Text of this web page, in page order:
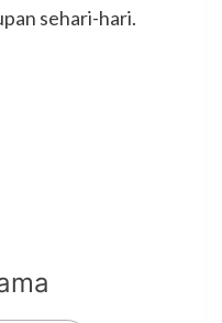
sehari-hari.